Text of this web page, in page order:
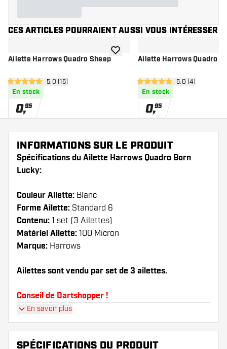
CES ARTICLES POURRAIENT AUSSI VOUS INTÉRESSER
Ailette Harrows Quadro Sheep
ouvrir le panneau des avis
5 étoiles de notation
5.0 (15)
En stock
0,95
ajouter à la liste de souhaits
Ailette Harrows Quadro
ouvrir le
5 étoiles de notation
5.0 (4)
En stock
0,95
INFORMATIONS SUR LE PRODUIT
Spécifications du Ailette Harrows Quadro Born
Lucky:
Couleur Ailette: Blanc
Forme Ailette: Standard 6
Contenu: 1 set (3 Ailettes)
Matériel Ailette: 100 Micron
Marque: Harrows
Ailettes sont vendu par set de 3 ailettes.
Conseil de Dartshopper !
et de tiges. Ils peuvent être endommagés ou
cassés à l'usage.
En savoir plus
SPÉCIFICATIONS DU PRODUIT